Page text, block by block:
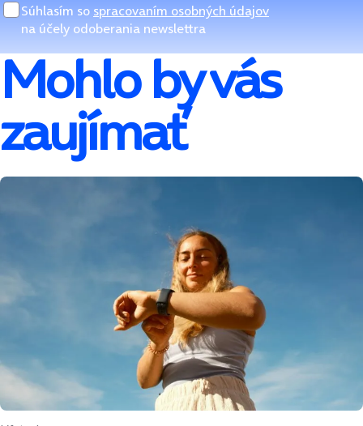
Súhlasím so spracovaním osobných údajov
na účely odoberania newslettra
Mohlo by vás
zaujímať